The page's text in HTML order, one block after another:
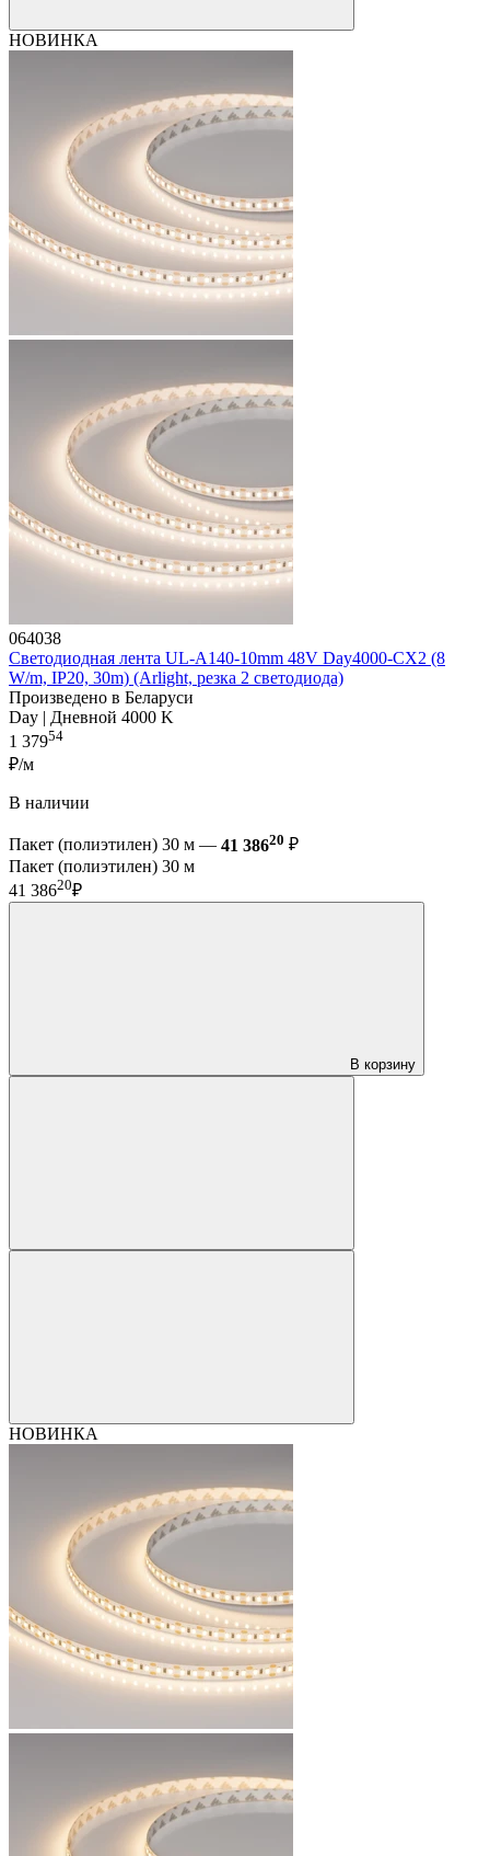
НОВИНКА
064038
Светодиодная лента UL-A140-10mm 48V Day4000-CX2 (8
W/m, IP20, 30m) (Arlight, резка 2 светодиода)
Произведено в Беларуси
Day | Дневной 4000 K
1 37954
₽/м
В наличии
Пакет (полиэтилен) 30 м — 41 38620 ₽
Пакет (полиэтилен) 30 м
41 38620₽
В корзину
НОВИНКА